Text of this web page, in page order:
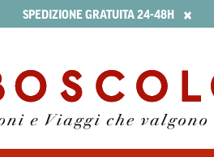
SPEDIZIONE GRATUITA 24-48H ×